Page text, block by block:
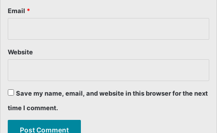
Email *
Website
Save my name, email, and website in this browser for the next
time I comment.